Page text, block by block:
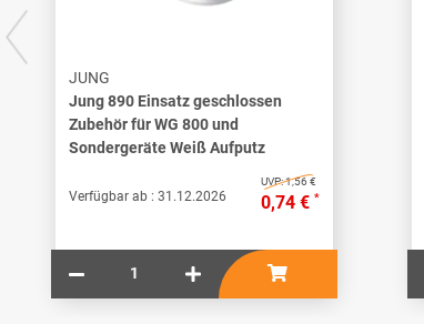
JUNG
Jung 890 Einsatz geschlossen
Zubehör für WG 800 und
Sondergeräte Weiß Aufputz
Verfügbar ab : 31.12.2026
UVP:1,56 €
0,74 € *